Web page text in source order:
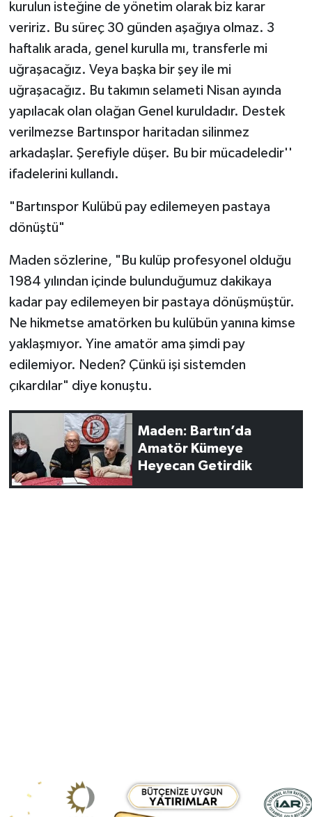
kurulun isteğine de yönetim olarak biz karar
veririz. Bu süreç 30 günden aşağıya olmaz. 3
haftalık arada, genel kurulla mı, transferle mi
uğraşacağız. Veya başka bir şey ile mi
uğraşacağız. Bu takımın selameti Nisan ayında
yapılacak olan olağan Genel kuruldadır. Destek
verilmezse Bartınspor haritadan silinmez
arkadaşlar. Şerefiyle düşer. Bu bir mücadeledir''
ifadelerini kullandı.
"Bartınspor Kulübü pay edilemeyen pastaya
dönüştü"
Maden sözlerine, "Bu kulüp profesyonel olduğu
1984 yılından içinde bulunduğumuz dakikaya
kadar pay edilemeyen bir pastaya dönüşmüştür.
Ne hikmetse amatörken bu kulübün yanına kimse
yaklaşmıyor. Yine amatör ama şimdi pay
edilemiyor. Neden? Çünkü işi sistemden
çıkardılar" diye konuştu.
Maden: Bartın’da
Amatör Kümeye
Heyecan Getirdik